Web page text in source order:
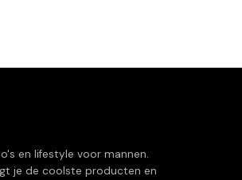
en lifestyle voor mannen.
je de coolste producten en